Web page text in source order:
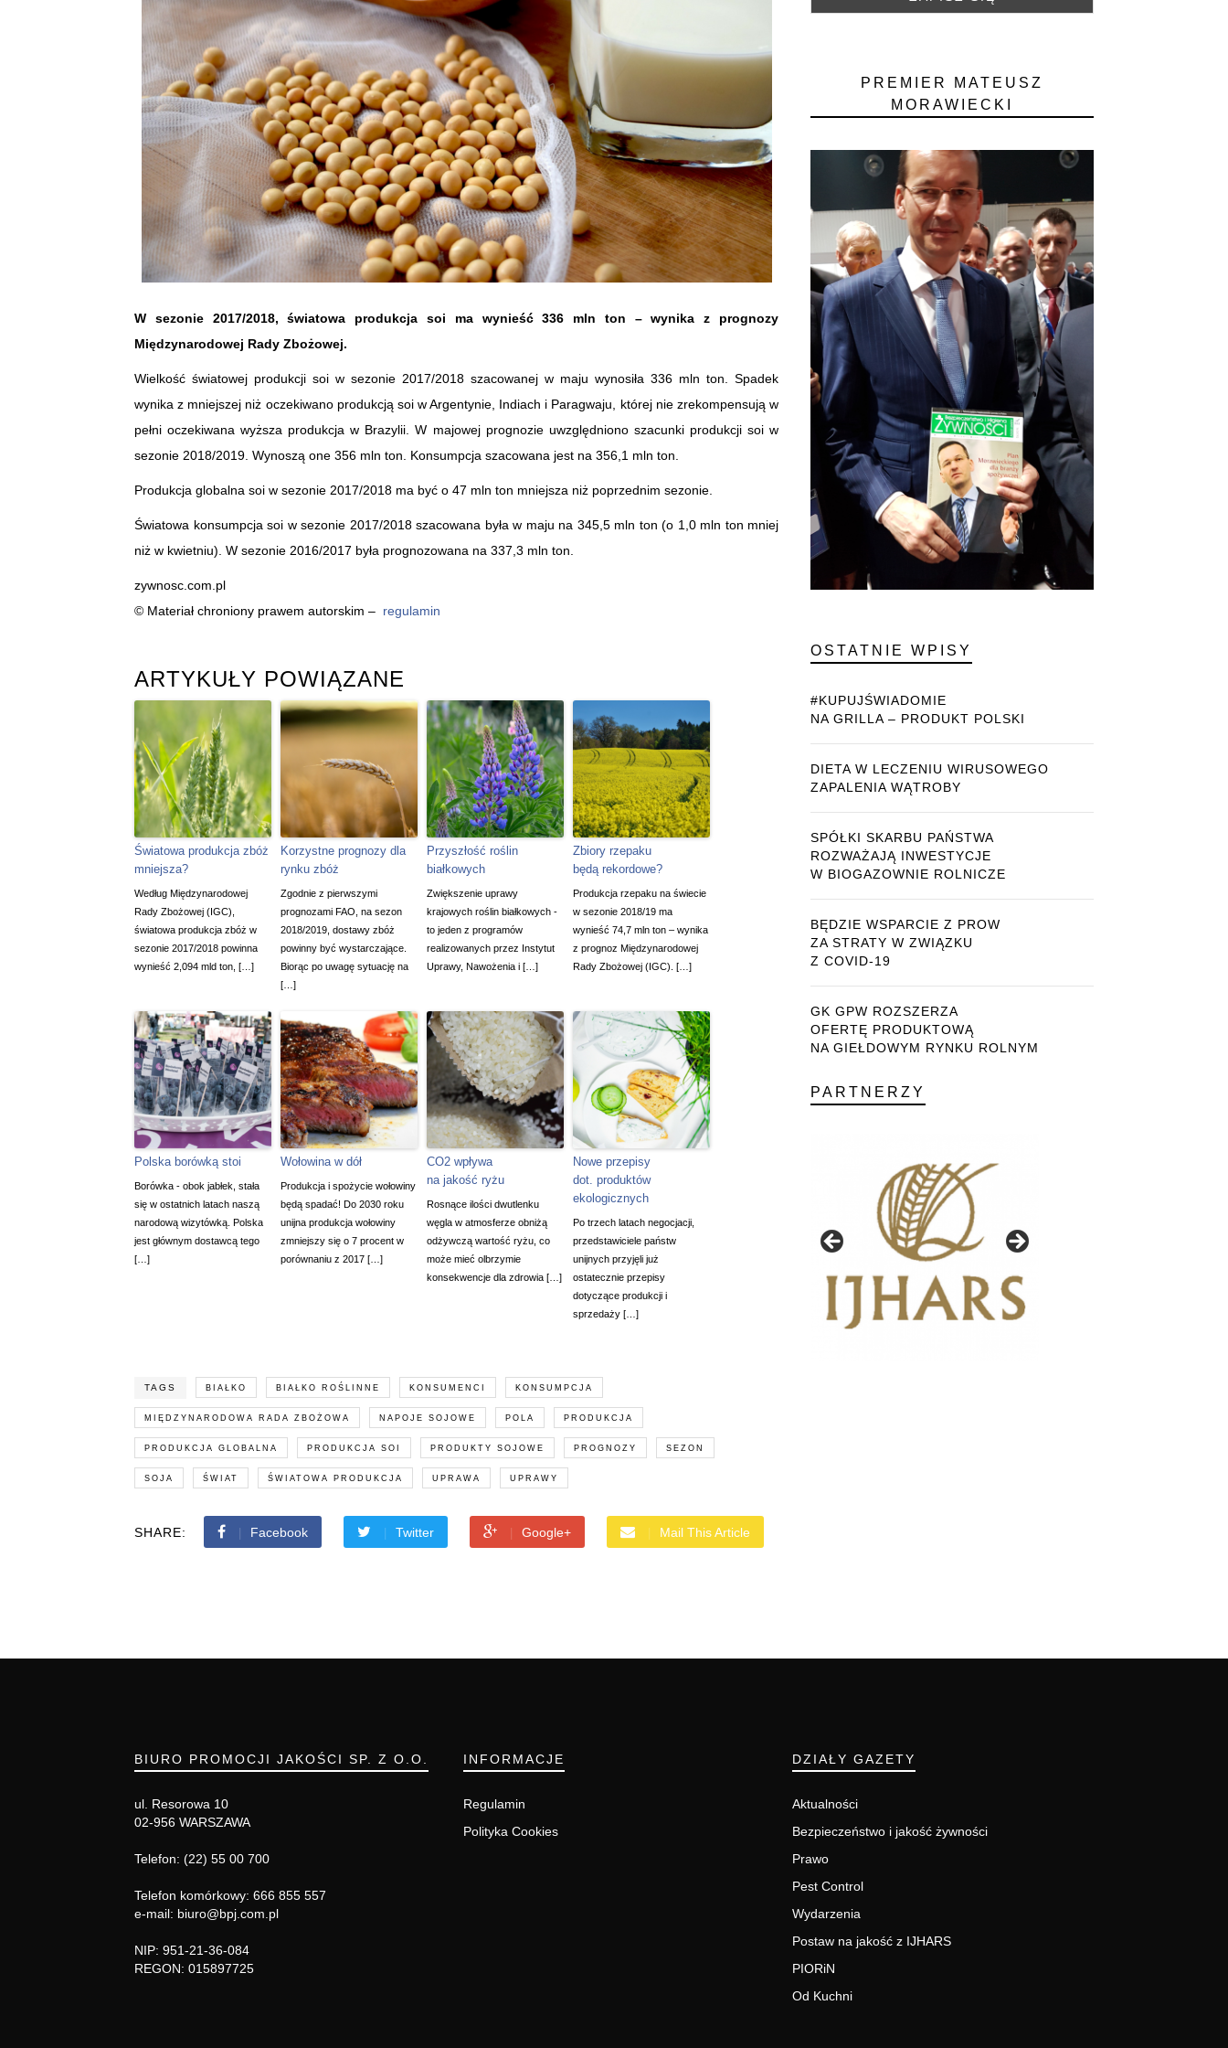
W sezonie 2017/2018, światowa produkcja soi ma wynieść 336 mln ton – wynika z prognozy
Międzynarodowej Rady Zbożowej.
Wielkość światowej produkcji soi w sezonie 2017/2018 szacowanej w maju wynosiła 336 mln ton. Spadek
wynika z mniejszej niż oczekiwano produkcją soi w Argentynie, Indiach i Paragwaju, której nie zrekompensują w
pełni oczekiwana wyższa produkcja w Brazylii. W majowej prognozie uwzględniono szacunki produkcji soi w
sezonie 2018/2019. Wynoszą one 356 mln ton. Konsumpcja szacowana jest na 356,1 mln ton.
Produkcja globalna soi w sezonie 2017/2018 ma być o 47 mln ton mniejsza niż poprzednim sezonie.
Światowa konsumpcja soi w sezonie 2017/2018 szacowana była w maju na 345,5 mln ton (o 1,0 mln ton mniej
niż w kwietniu). W sezonie 2016/2017 była prognozowana na 337,3 mln ton.
zywnosc.com.pl
© Materiał chroniony prawem autorskim – regulamin
ARTYKUŁY POWIĄZANE
Światowa produkcja zbóż
mniejsza?
Według Międzynarodowej
Rady Zbożowej (IGC),
światowa produkcja zbóż w
sezonie 2017/2018 powinna
wynieść 2,094 mld ton, […]
Korzystne prognozy dla
rynku zbóż
Zgodnie z pierwszymi
prognozami FAO, na sezon
2018/2019, dostawy zbóż
powinny być wystarczające.
Biorąc po uwagę sytuację na
[…]
Przyszłość roślin
białkowych
Zwiększenie uprawy
krajowych roślin białkowych -
to jeden z programów
realizowanych przez Instytut
Uprawy, Nawożenia i […]
Zbiory rzepaku
będą rekordowe?
Produkcja rzepaku na świecie
w sezonie 2018/19 ma
wynieść 74,7 mln ton – wynika
z prognoz Międzynarodowej
Rady Zbożowej (IGC). […]
Polska borówką stoi
Borówka - obok jabłek, stała
się w ostatnich latach naszą
narodową wizytówką. Polska
jest głównym dostawcą tego
[…]
Wołowina w dół
Produkcja i spożycie wołowiny
będą spadać! Do 2030 roku
unijna produkcja wołowiny
zmniejszy się o 7 procent w
porównaniu z 2017 […]
CO2 wpływa
na jakość ryżu
Rosnące ilości dwutlenku
węgla w atmosferze obniżą
odżywczą wartość ryżu, co
może mieć olbrzymie
konsekwencje dla zdrowia […]
Nowe przepisy
dot. produktów
ekologicznych
Po trzech latach negocjacji,
przedstawiciele państw
unijnych przyjęli już
ostatecznie przepisy
dotyczące produkcji i
sprzedaży […]
TAGS BIAŁKO BIAŁKO ROŚLINNE KONSUMENCI KONSUMPCJA
MIĘDZYNARODOWA RADA ZBOŻOWA NAPOJE SOJOWE POLA PRODUKCJA
PRODUKCJA GLOBALNA PRODUKCJA SOI PRODUKTY SOJOWE PROGNOZY SEZON
SOJA ŚWIAT ŚWIATOWA PRODUKCJA UPRAWA UPRAWY
SHARE: Facebook Twitter Google+ Mail This Article
PREMIER MATEUSZ
MORAWIECKI
OSTATNIE WPISY
#KUPUJŚWIADOMIE
NA GRILLA – PRODUKT POLSKI
DIETA W LECZENIU WIRUSOWEGO
ZAPALENIA WĄTROBY
SPÓŁKI SKARBU PAŃSTWA
ROZWAŻAJĄ INWESTYCJE
W BIOGAZOWNIE ROLNICZE
BĘDZIE WSPARCIE Z PROW
ZA STRATY W ZWIĄZKU
Z COVID-19
GK GPW ROZSZERZA
OFERTĘ PRODUKTOWĄ
NA GIEŁDOWYM RYNKU ROLNYM
PARTNERZY
BIURO PROMOCJI JAKOŚCI SP. Z O.O.
ul. Resorowa 10
02-956 WARSZAWA
Telefon: (22) 55 00 700
Telefon komórkowy: 666 855 557
e-mail: biuro@bpj.com.pl
NIP: 951-21-36-084
REGON: 015897725
INFORMACJE
Regulamin
Polityka Cookies
DZIAŁY GAZETY
Aktualności
Bezpieczeństwo i jakość żywności
Prawo
Pest Control
Wydarzenia
Postaw na jakość z IJHARS
PIORiN
Od Kuchni